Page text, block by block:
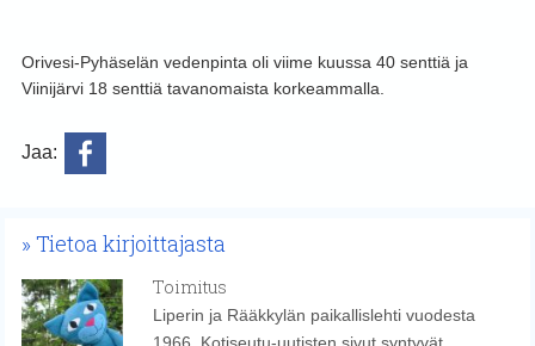
Orivesi-Pyhäselän vedenpinta oli viime kuussa 40 senttiä ja
Viinijärvi 18 senttiä tavanomaista korkeammalla.
Jaa:
Tietoa kirjoittajasta
Toimitus
Liperin ja Rääkkylän paikallislehti vuodesta